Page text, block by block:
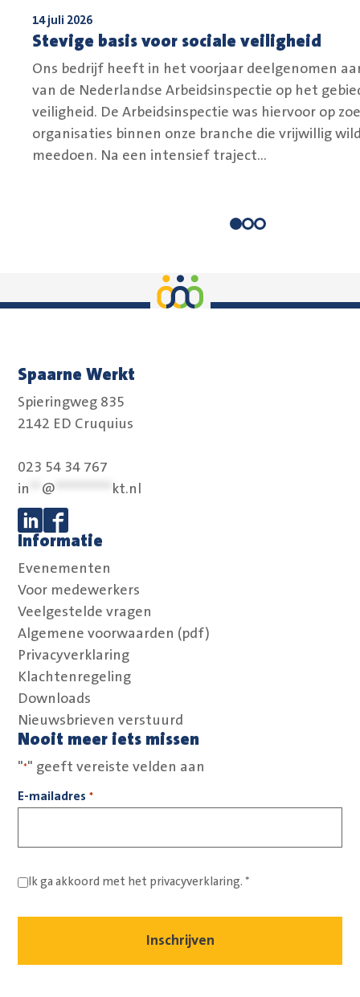
Stevige basis voor sociale veiligheid
14 juli 2026
Ons bedrijf heeft in het voorjaar deelgenomen
van de Nederlandse Arbeidsinspectie op het
veiligheid. De Arbeidsinspectie was hiervoor op
organisaties binnen onze branche die vrijwillig
meedoen. Na een intensief traject...
Spaarne Werkt
Spieringweg 835
2142 ED Cruquius
023 54 34 767
in
@ kt.nl
Volg ons op Linkedin
Volg ons op Facebook
Informatie
Evenementen
Voor medewerkers
Veelgestelde vragen
Algemene voorwaarden (pdf)
Privacyverklaring
Klachtenregeling
Downloads
Nieuwsbrieven verstuurd
Nooit meer iets missen
"*" geeft vereiste velden aan
E-mailadres *
Ik ga akkoord met het privacyverklaring. *